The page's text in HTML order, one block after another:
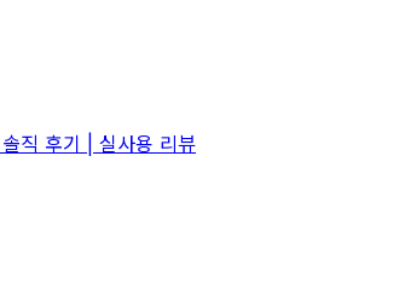
직 후기 | 실사용 리뷰